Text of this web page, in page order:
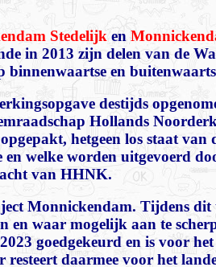
Stedelijk en
in 2013 zijn delen van de
en
destijds
Hollands
hetgeen los staat van
welke worden uitgevoerd
van HHNK.
Monnickendam. Tijdens
en waar mogelijk aan te
goedgekeurd en is voor
daarmee voor het